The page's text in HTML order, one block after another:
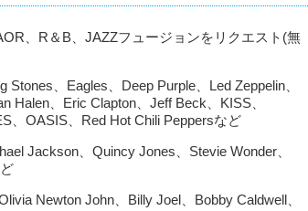
、R＆B、JAZZフュージョンをリクエスト(無
、Eagles、Deep Purple、Led Zeppelin、
Halen、Eric Clapton、Jeff Beck、KISS、
、OASIS、Red Hot Chili Peppersなど
Jackson、Quincy Jones、Stevie Wonder、
Newton John、Billy Joel、Bobby Caldwell、